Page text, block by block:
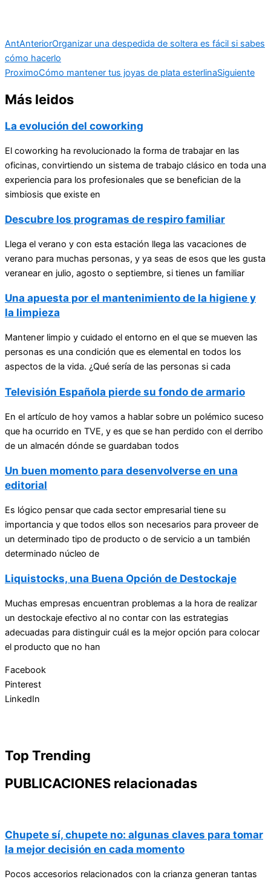
AntAnteriorOrganizar una despedida de soltera es fácil si sabes
cómo hacerlo
ProximoCómo mantener tus joyas de plata esterlinaSiguiente
Más leidos
La evolución del coworking
El coworking ha revolucionado la forma de trabajar en las
oficinas, convirtiendo un sistema de trabajo clásico en toda una
experiencia para los profesionales que se benefician de la
simbiosis que existe en
Descubre los programas de respiro familiar
Llega el verano y con esta estación llega las vacaciones de
verano para muchas personas, y ya seas de esos que les gusta
veranear en julio, agosto o septiembre, si tienes un familiar
Una apuesta por el mantenimiento de la higiene y
la limpieza
Mantener limpio y cuidado el entorno en el que se mueven las
personas es una condición que es elemental en todos los
aspectos de la vida. ¿Qué sería de las personas si cada
Televisión Española pierde su fondo de armario
En el artículo de hoy vamos a hablar sobre un polémico suceso
que ha ocurrido en TVE, y es que se han perdido con el derribo
de un almacén dónde se guardaban todos
Un buen momento para desenvolverse en una
editorial
Es lógico pensar que cada sector empresarial tiene su
importancia y que todos ellos son necesarios para proveer de
un determinado tipo de producto o de servicio a un también
determinado núcleo de
Liquistocks, una Buena Opción de Destockaje
Muchas empresas encuentran problemas a la hora de realizar
un destockaje efectivo al no contar con las estrategias
adecuadas para distinguir cuál es la mejor opción para colocar
el producto que no han
Facebook
Pinterest
LinkedIn
Top Trending
PUBLICACIONES relacionadas
Chupete sí, chupete no: algunas claves para tomar
la mejor decisión en cada momento
Pocos accesorios relacionados con la crianza generan tantas